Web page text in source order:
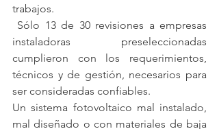
trabajos.
instaladoras preseleccionadas
cumplieron con los requerimientos,
técnicos y de gestión, necesarios para
ser consideradas confiables.
Un sistema fotovoltaico mal instalado,
mal diseñado o con materiales de baja